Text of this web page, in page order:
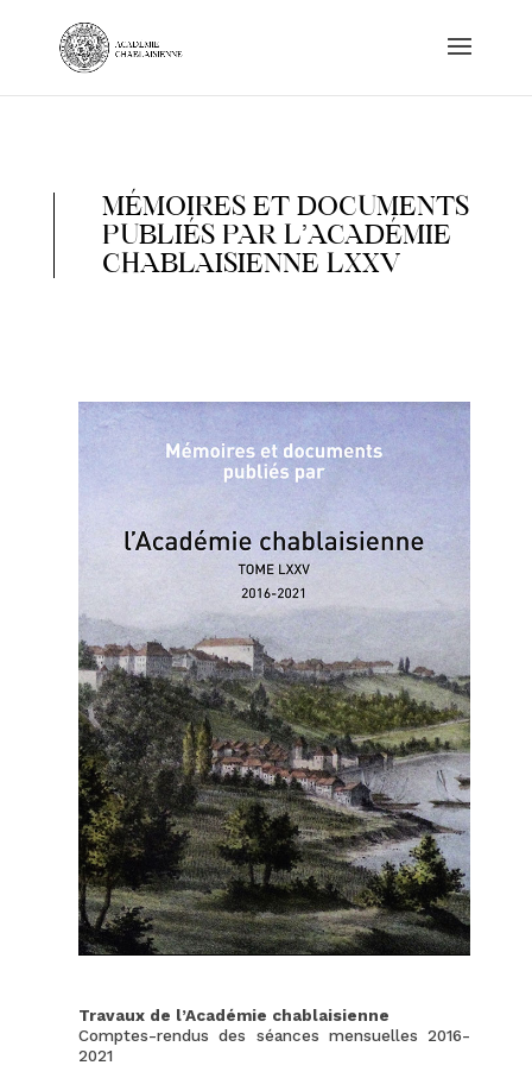
MÉMOIRES ET DOCUMENTS
PUBLIÉS PAR L’ACADÉMIE
CHABLAISIENNE LXXV
Travaux de l’Académie chablaisienne
Comptes-rendus des séances mensuelles 2016-
2021